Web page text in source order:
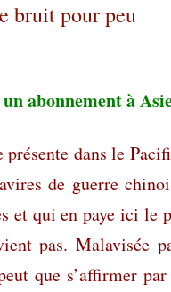
bruit pour peu
un abonnement à
dans le
de guerre
et qui en paye ici le
pas. Malavisée
que s’affirmer par